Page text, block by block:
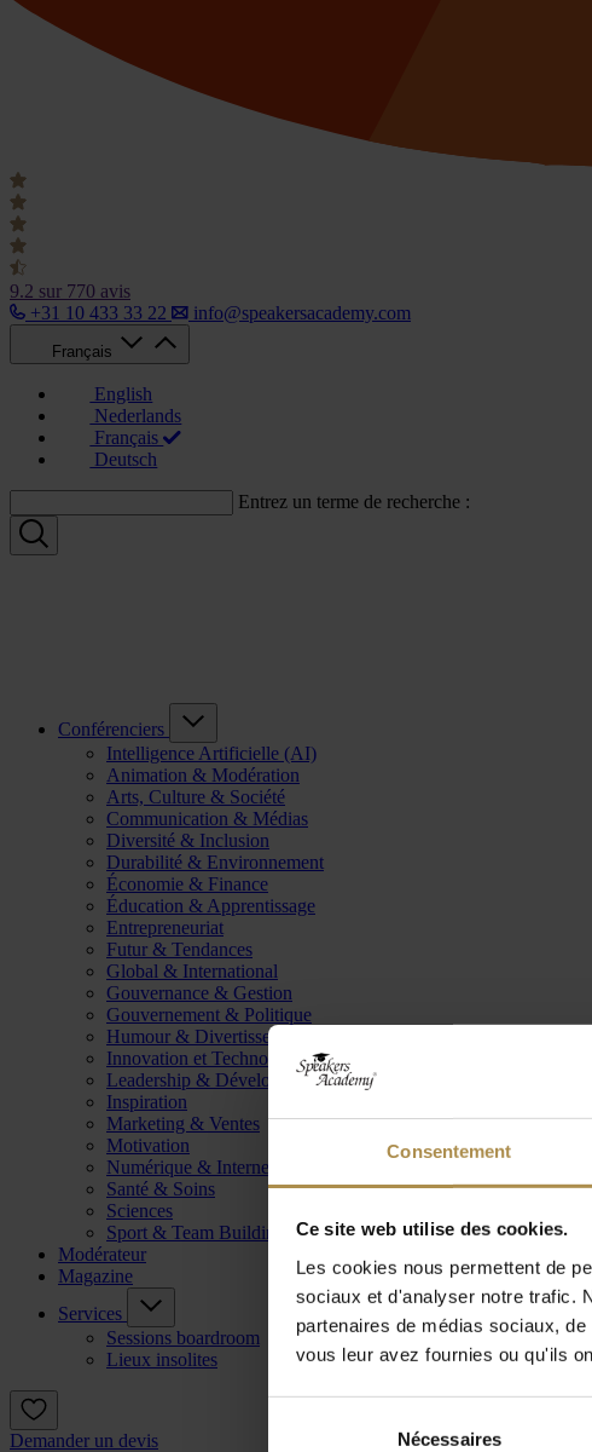
Consentement
Ce site web utilise des cookies.
Les cookies nous permettent de
sociaux et d'analyser notre trafic.
partenaires de médias sociaux,
vous leur avez fournies ou qu'ils
Nécessaires
9.2 sur 770 avis
+31 10 433 33 22
info@speakersacademy.com
Français
English
Nederlands
Français
Deutsch
Entrez un terme de recherche :
Conférenciers
Intelligence Artificielle (AI)
Animation & Modération
Arts, Culture & Société
Communication & Médias
Diversité & Inclusion
Durabilité & Environnement
Économie & Finance
Éducation & Apprentissage
Entrepreneuriat
Futur & Tendances
Global & International
Gouvernance & Gestion
Gouvernement & Politique
Humour & Divertissement
Innovation et Technologie
Leadership & Développement
Inspiration
Marketing & Ventes
Motivation
Numérique & Internet
Santé & Soins
Sciences
Sport & Team Building
Modérateur
Magazine
Services
Sessions boardroom
Lieux insolites
Demander un devis